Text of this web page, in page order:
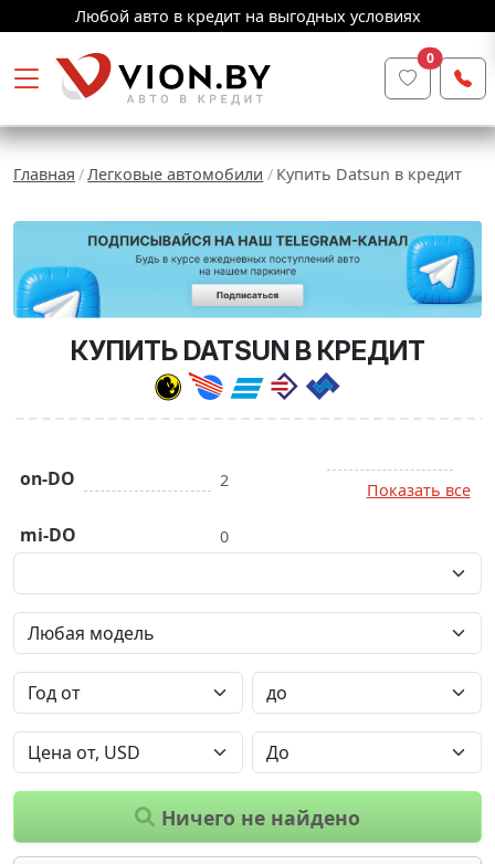
Любой авто в кредит на выгодных условиях
0
Главная Легковые автомобили Купить Datsun в кредит
КУПИТЬ DATSUN В КРЕДИТ
on-DO 2
mi-DO 0
Показать все
Ничего не найдено